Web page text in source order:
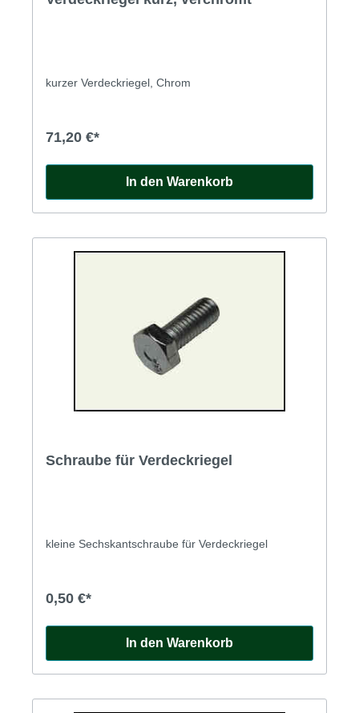
kurzer Verdeckriegel, Chrom
71,20 €*
In den Warenkorb
Schraube für Verdeckriegel
kleine Sechskantschraube für Verdeckriegel
0,50 €*
In den Warenkorb